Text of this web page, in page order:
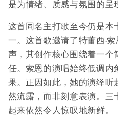
是为情绪、质感与氛围的呈
这首同名主打歌至今仍是本
一。这首歌邀请了特蕾西·
声，其创作核心围绕着一个
任。索恩的演唱始终低调内
果。正因如此，她的演绎听
然流露，而非刻意表演。三
起来依然令人惊叹地新鲜。